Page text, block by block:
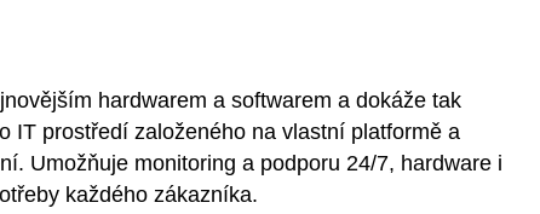
hardwarem a softwarem a dokáže tak
IT prostředí založeného na vlastní platformě a
Umožňuje monitoring a podporu 24/7, hardware i
každého zákazníka.